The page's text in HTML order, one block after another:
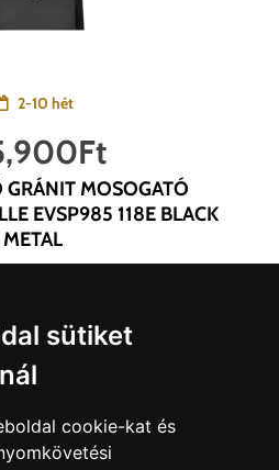
sütiket
cookie-kat és
2-10 hét
Ft
GRÁNIT MOSOGATÓ
EVSP985 118E BLACK
METAL
képanyagainak és az
47-ból
2 3 4